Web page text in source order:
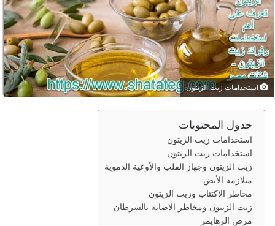
ر
ي
د
ا
إ
ل
ك
ت
و
ن
ي
استخدامات زيت الزيتون
جدول المحتويات
استخدامات زيت الزيتون
استخدامات زيت الزيتون
زيت الزيتون وجهاز القلب والأوعية الدموية
متلازمة الأيض
مخاطر الاكتئاب وزيت الزيتون
زيت الزيتون ومخاطر الاصابة بالسرطان
مرض الزهايمر